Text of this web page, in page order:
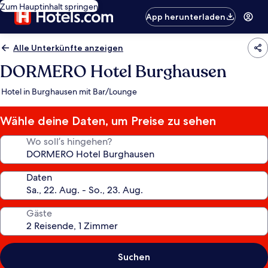
Zum Hauptinhalt springen
App herunterladen
Alle Unterkünfte anzeigen
DORMERO Hotel Burghausen
Hotel in Burghausen mit Bar/Lounge
Wähle deine Daten, um Preise zu sehen
Wo soll’s hingehen?
Daten
Gäste
Suchen